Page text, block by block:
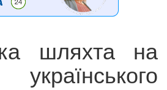
шляхта на